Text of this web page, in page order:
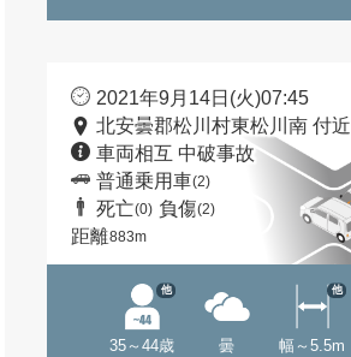
2021年9月14日(火)07:45
北安曇郡松川村東松川南 付近
車両相互 中破事故
普通乗用車(2)
死亡(0) 負傷(2)
距離883m
35～44歳
他
曇 幅～5.5m
他